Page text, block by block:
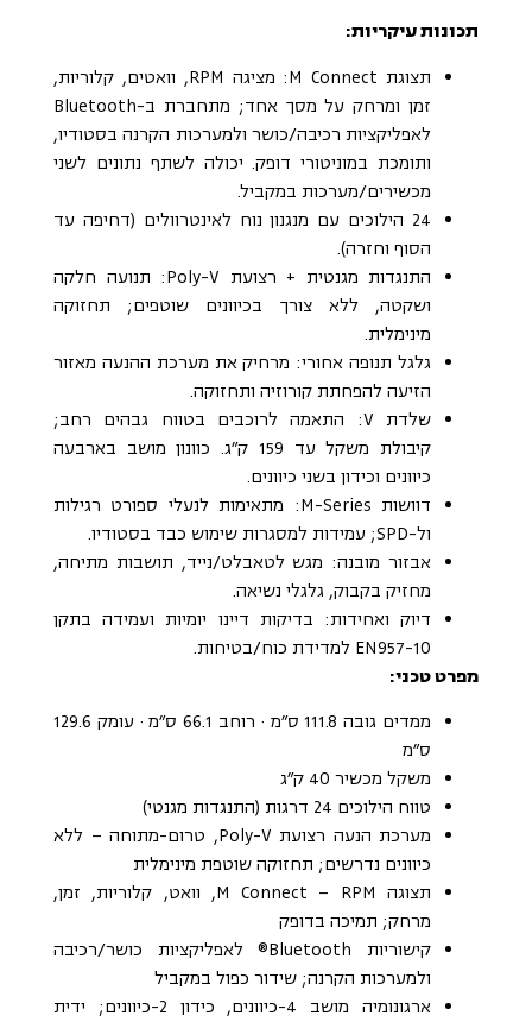
תכונות עיקריות:
תצוגת M Connect: מציגה RPM, וואטים, קלוריות,
זמן ומרחק על מסך אחד; מתחברת ב-Bluetooth
לאפליקציות רכיבה/כושר ולמערכות הקרנה בסטודיו,
ותומכת במוניטורי דופק. יכולה לשתף נתונים לשני
מכשירים/מערכות במקביל.
24 הילוכים עם מנגנון נוח לאינטרוולים (דחיפה עד
הסוף וחזרה).
התנגדות מגנטית + רצועת Poly-V: תנועה חלקה
ושקטה, ללא צורך בכיוונים שוטפים; תחזוקה
מינימלית.
גלגל תנופה אחורי: מרחיק את מערכת ההנעה מאזור
הזיעה להפחתת קורוזיה ותחזוקה.
שלדת V: התאמה לרוכבים בטווח גבהים רחב;
קיבולת משקל עד 159 ק״ג. כוונון מושב בארבעה
כיוונים וכידון בשני כיוונים.
דוושות M-Series: מתאימות לנעלי ספורט רגילות
ול-SPD; עמידות למסגרות שימוש כבד בסטודיו.
אבזור מובנה: מגש לטאבלט/נייד, תושבות מתיחה,
מחזיק בקבוק, גלגלי נשיאה.
דיוק ואחידות: בדיקות דיינו יומיות ועמידה בתקן
EN957-10 למדידת כוח/בטיחות.
מפרט טכני:
ממדים גובה 111.8 ס״מ · רוחב 66.1 ס״מ · עומק 129.6
ס״מ
משקל מכשיר 40 ק״ג
טווח הילוכים 24 דרגות (התנגדות מגנטי)
מערכת הנעה רצועת Poly-V, טרום-מתוחה – ללא
כיוונים נדרשים; תחזוקה שוטפת מינימלית
תצוגה M Connect – RPM, וואט, קלוריות, זמן,
מרחק; תמיכה בדופק
קישוריות Bluetooth® לאפליקציות כושר/רכיבה
ולמערכות הקרנה; שידור כפול במקביל
ארגונומיה מושב 4-כיוונים, כידון 2-כיוונים; ידית